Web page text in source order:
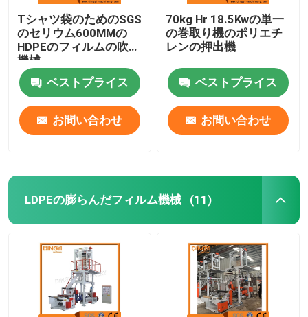
Tシャツ袋のためのSGS
のセリウム600MMの
HDPEのフィルムの吹く
機械
ベストプライス
お問い合わせ
70kg Hr 18.5Kwの単一
の巻取り機のポリエチ
レンの押出機
ベストプライス
お問い合わせ
LDPEの膨らんだフィルム機械 (11)